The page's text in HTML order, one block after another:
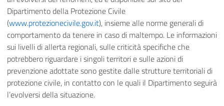
Dipartimento della Protezione Civile
(www.protezionecivile.gov.it), insieme alle norme generali di
comportamento da tenere in caso di maltempo. Le informazioni
sui livelli di allerta regionali, sulle criticità specifiche che
potrebbero riguardare i singoli territori e sulle azioni di
prevenzione adottate sono gestite dalle strutture territoriali di
protezione civile, in contatto con le quali il Dipartimento seguirà
l’evolversi della situazione.